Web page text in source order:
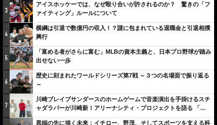
3
アイスホッケーでは、なぜ殴り合いが許されるのか？ 驚きの「フ
ァイティング」ルールについて
4
横綱は引退で数億円の収入！？謎に包まれている退職金と引退相撲
興行
5
「富める者がさらに富む」MLBの資本主義と、日本プロ野球が踏み
出せない一歩
6
歴史に刻まれたワールドシリーズ第7戦 ～３つの名場面で振り返る
～
7
川崎ブレイブサンダースのホームゲームで音楽演出を手掛けるスチ
ャダラパーが川崎新！アリーナシティ・プロジェクトを語る 「楽
しみでしかないでしょ。川崎は、ずっと成長曲線だから」
異端の先に描く未来：イチロー、野茂、そしてスポーツを支える科